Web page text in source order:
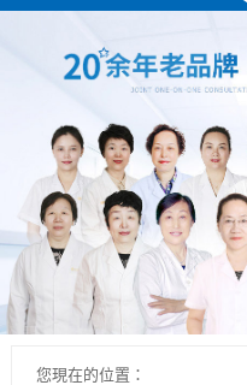
您現在的位置：